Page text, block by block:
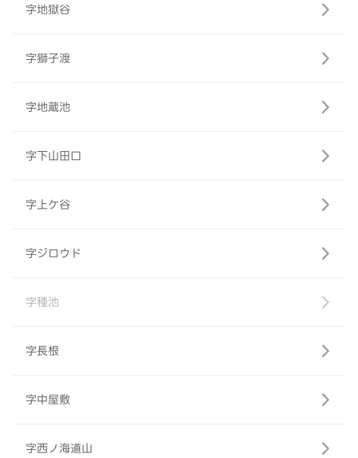
字地獄谷
字獅子渡
字地蔵池
字下山田口
字上ケ谷
字ジロウド
字種池
字長根
字中屋敷
字西ノ海道山